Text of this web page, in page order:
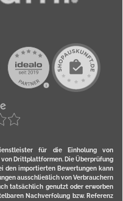
für die Einholung von
Drittplattformen. Die Überprüfung
den importierten Bewertungen kann
ausschließlich von Verbrauchern
tatsächlich genutzt oder erworben
Nachverfolung bzw. Referenz